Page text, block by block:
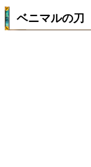
ベニマルの刀